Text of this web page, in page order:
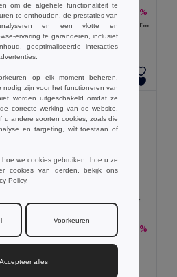
LAPTOSA Laptop 15" rolltop PU rugzak
€9.91 €18.29 -46%
IREA 600D polyester rolltop rugzak
GiftRetail MO2170
+6 Kleuren
Aan winkelwagen toevoegen
-51%
om de algehele functionaliteit te
te onthouden, de prestaties van
en een vlotte en
ervaring te garanderen, inclusief
geoptimaliseerde interacties
op elk moment beheren.
nodig zijn voor het functioneren van
worden uitgeschakeld omdat ze
correcte werking van de website.
u andere soorten cookies, zoals die
en targeting, wilt toestaan of
hoe we cookies gebruiken, hoe u ze
cookies van derden, bekijk ons
Policy.
Voorkeuren
Accepteer alles